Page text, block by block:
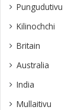
Pungudutivu
Kilinochchi
Britain
Australia
India
Mullaitivu